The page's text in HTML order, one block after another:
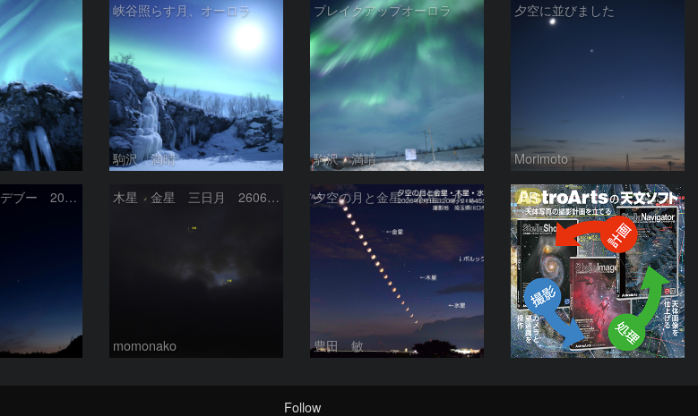
峡谷照らす月、オーロラ
駒沢 満晴
ブレイクアップオーロラ
駒沢 満晴
夕空に並びました
Morimoto
月と惑星のランデブー 2026/06/19 木星 金星 三日月 260618
momonako
夕空の月と金星・木星・水星の接近 2026/6/18
豊田 敏
PR
Follow